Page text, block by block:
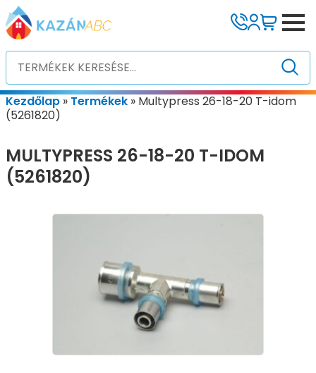
Kezdőlap » Termékek » Multypress 26-18-20 T-idom
(5261820)
MULTYPRESS 26-18-20 T-IDOM
(5261820)